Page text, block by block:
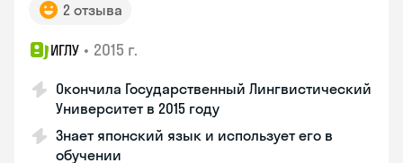
2 отзыва
ИГЛУ • 2015 г.
Окончила Государственный Лингвистический
Университет в 2015 году
Знает японский язык и использует его в
обучении